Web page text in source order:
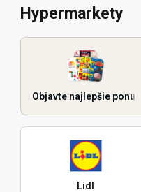
Hypermarkety
Objavte najlepšie ponuky
Lidl